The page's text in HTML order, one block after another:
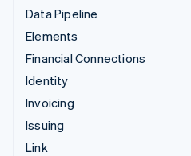
Data Pipeline
Elements
Financial Connections
Identity
Invoicing
Issuing
Link